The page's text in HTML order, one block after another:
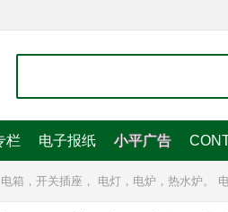
栏 电子报纸 小平广告
箱，开关插座， 电灯，电炉，热水炉。